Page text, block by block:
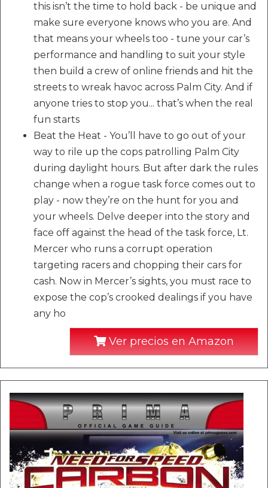
this isn’t the time to hold back - be unique and
make sure everyone knows who you are. And
that means your wheels too - tune your car’s
performance and handling to suit your style
then build a crew of online friends and hit the
streets to wreak havoc across Palm City. And if
anyone tries to stop you... that’s when the real
fun starts
Beat the Heat - You’ll have to go out of your
way to rile up the cops patrolling Palm City
during daylight hours. But after dark the rules
change when a rogue task force comes out to
play - now they’re on the hunt for you and
your wheels. Delve deeper into the story and
face off against the head of the task force, Lt.
Mercer who runs a corrupt operation
targeting racers and chopping their cars for
cash. Now in Mercer’s sights, you must race to
expose the cop’s crooked dealings if you have
any ho
Ver precios en Amazon